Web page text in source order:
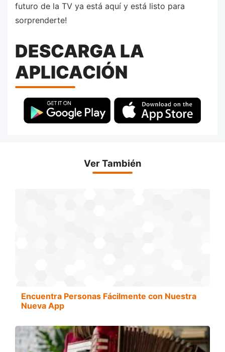
futuro de la TV ya está aquí y está listo para
sorprenderte!
DESCARGA LA
APLICACIÓN
Ver También
Encuentra Personas Fácilmente con Nuestra
Nueva App